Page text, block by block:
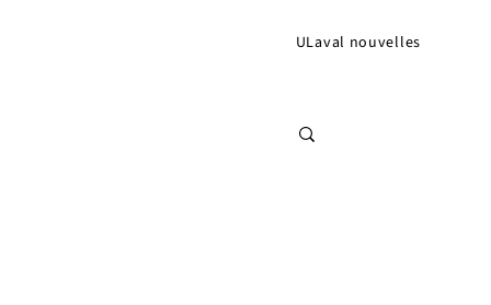
ULaval nouvelles